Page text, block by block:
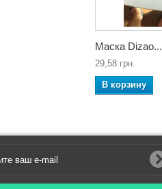
Маска Dizao...
29,58 грн.
В корзину